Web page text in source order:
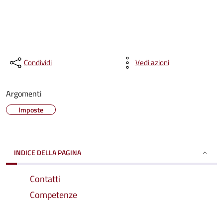
Condividi Vedi azioni
Argomenti
Imposte
INDICE DELLA PAGINA
Contatti
Competenze